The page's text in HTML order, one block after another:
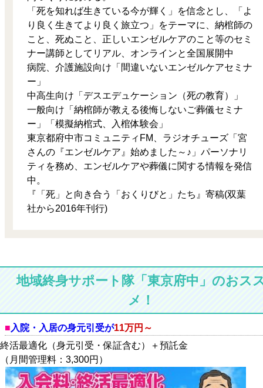
「死を知れば生きている今が輝く」を信念とし、「よ
り良く生きてより良く旅立つ」をテーマに、納棺師の
こと、死ぬこと、正しいエンゼルケアのこと等のセミ
ナー講師としてリアル、オンラインと全国展開中
病院、介護施設向け「間違いないエンゼルケアセミナ
ー」
中高生向け「デスエデュケーション（死の教育）」
一般向け「納棺師が教える後悔しないご葬儀セミナ
ー」「模擬納棺式、入棺体験会」
東京都府中市コミュニティFM、ラジオチューズ「宮
さんの『エンゼルケア』始めました～♪」パーソナリ
ティを務め、エンゼルケアや葬儀に関する情報を発信
中。
『「死」と向き合う「おくりびと」たち』寄稿(双葉
社から2016年刊行)
地域終身サポート隊「東京府中」のおス
メ！
入院・入居の身元引受が11万円～
終活最適化（身元引受・保証含む）＋預託金
（月間管理料：3,300円）